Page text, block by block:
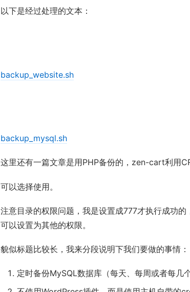
以下是经过处理的文本：
backup_website.sh
backup_mysql.sh
这里还有一篇文章是用PHP备份的，zen-cart利用
可以选择使用。
注意目录的权限问题，我是设置成777才执行成功
可以设置为其他的权限。
貌似标题比较长，我来分段说明下我们要做的事情：
定时备份MySQL数据库（每天、每周或者每几